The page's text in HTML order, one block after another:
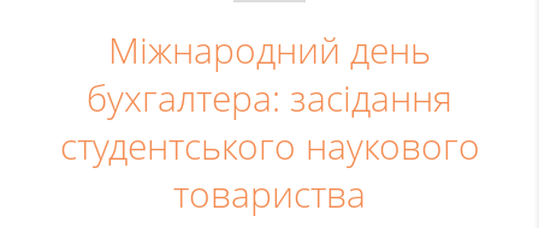
Міжнародний день
бухгалтера: засідання
студентського наукового
товариства